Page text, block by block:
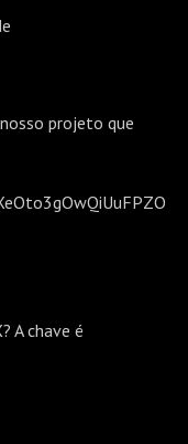
projeto que
A chave é